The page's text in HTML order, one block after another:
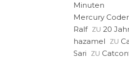
Minuten
Mercury Coder
Ralf ZU 20
hazamel ZU
Sari ZU